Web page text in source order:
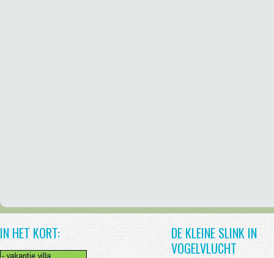
IN HET KORT:
DE KLEINE SLINK IN
VOGELVLUCHT